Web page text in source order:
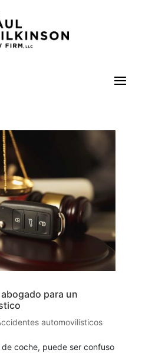
para un
automovilísticos
coche, puede ser confuso